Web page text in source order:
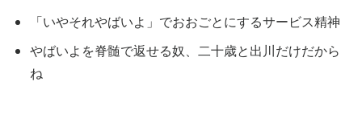
「いやそれやばいよ」でおおごとにするサービス精神
やばいよを脊髄で返せる奴、二十歳と出川だけだから
ね